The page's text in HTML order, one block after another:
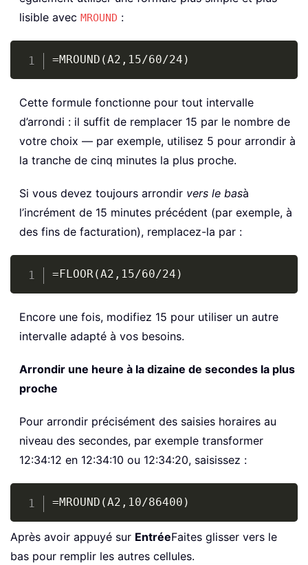
lisible avec MROUND :
=MROUND(A2,15/60/24)
Cette formule fonctionne pour tout intervalle
d’arrondi : il suffit de remplacer 15 par le nombre de
votre choix — par exemple, utilisez 5 pour arrondir à
la tranche de cinq minutes la plus proche.
Si vous devez toujours arrondir vers le basà
l’incrément de 15 minutes précédent (par exemple, à
des fins de facturation), remplacez-la par :
=FLOOR(A2,15/60/24)
Encore une fois, modifiez 15 pour utiliser un autre
intervalle adapté à vos besoins.
Arrondir une heure à la dizaine de secondes la plus
proche
Pour arrondir précisément des saisies horaires au
niveau des secondes, par exemple transformer
12:34:12 en 12:34:10 ou 12:34:20, saisissez :
=MROUND(A2,10/86400)
Après avoir appuyé sur EntréeFaites glisser vers le
bas pour remplir les autres cellules.